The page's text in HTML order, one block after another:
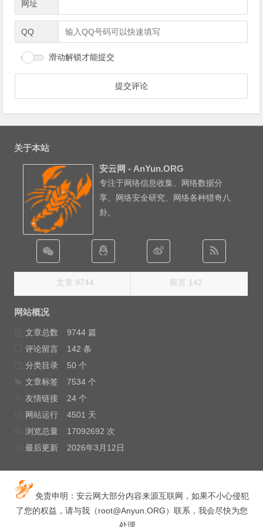
网址
QQ
滑动解锁才能提交
关于本站
安云网 - AnYun.ORG
专注于网络信息收集、网络数据分
享、网络安全研究、网络各种猎奇八
卦。
文章 9744 留言 142
网站概况
文章总数
9744 篇
评论留言
142 条
分类目录
50 个
文章标签
7534 个
友情链接
24 个
网站运行
4501 天
浏览总量
17092692 次
最后更新
2026年3月12日
免责申明：安云网大部分内容来源互联网，如果不小心侵犯
了您的权益，请与我（root@Anyun.ORG）联系，我会尽快为您